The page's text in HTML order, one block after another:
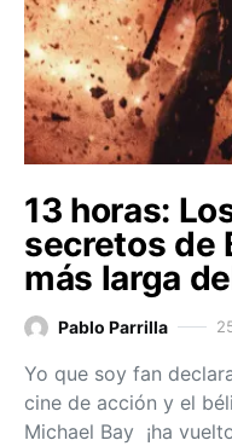
13 horas:
secretos de
más larga
Pablo Parrilla
Yo que soy fan
cine de acción y el
Michael Bay ¡ha